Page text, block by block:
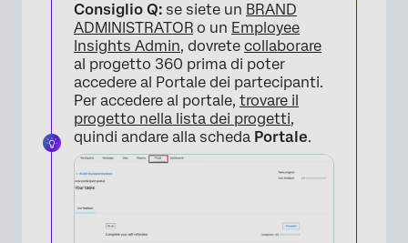
Consiglio Q: se siete un BRAND
ADMINISTRATOR o un Employee
Insights Admin, dovrete collaborare
al progetto 360 prima di poter
accedere al Portale dei partecipanti.
Per accedere al portale, trovare il
progetto nella lista dei progetti,
quindi andare alla scheda Portale.